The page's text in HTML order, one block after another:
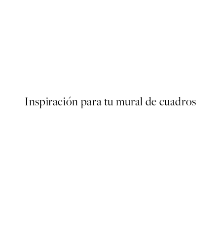
Inspiración para tu mural de cuadros